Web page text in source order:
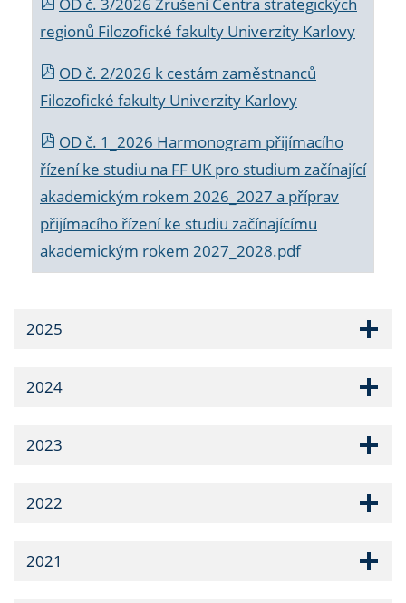
OD č. 3/2026 Zrušení Centra strategických
regionů Filozofické fakulty Univerzity Karlovy
OD č. 2/2026 k cestám zaměstnanců
Filozofické fakulty Univerzity Karlovy
OD č. 1_2026 Harmonogram přijímacího
řízení ke studiu na FF UK pro studium začínající
akademickým rokem 2026_2027 a příprav
přijímacího řízení ke studiu začínajícímu
akademickým rokem 2027_2028.pdf
2025
2024
2023
2022
2021